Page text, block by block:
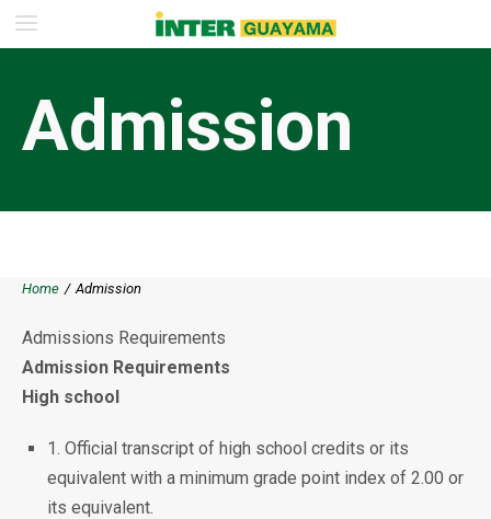
Admission
Home / Admission
Admissions Requirements
Admission Requirements
High school
1. Official transcript of high school credits or its
equivalent with a minimum grade point index of 2.00 or
its equivalent.